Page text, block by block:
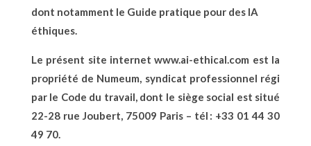
dont notamment le Guide pratique pour des IA
éthiques.
Le présent site internetwww.ai-ethical.com est la
propriété de Numeum, syndicat professionnel régi
par le Code du travail, dont le siège social est situé
22-28 rue Joubert, 75009 Paris – tél : +33 01 44 30
49 70.